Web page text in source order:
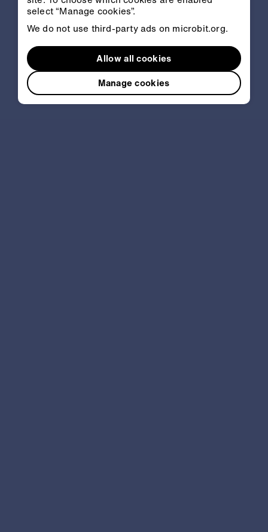
select “Manage cookies”.
We do not use third-party ads on microbit.org.
Manage cookies
Allow all cookies